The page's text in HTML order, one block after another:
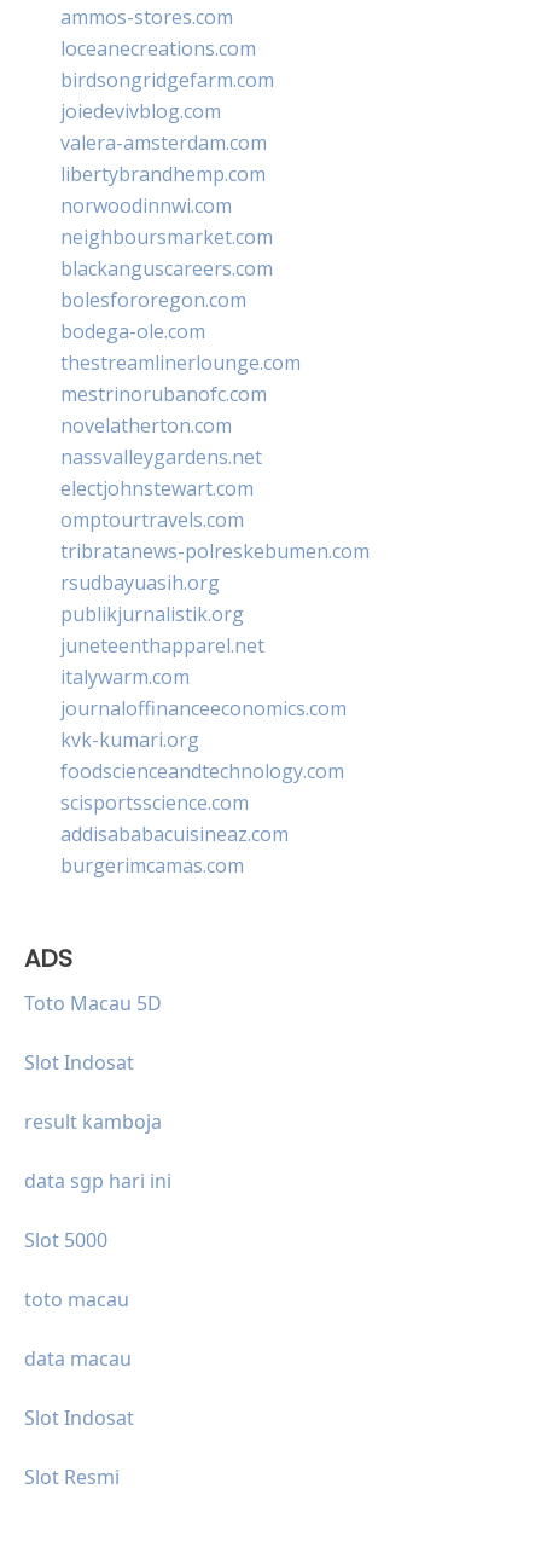
ammos-stores.com
loceanecreations.com
birdsongridgefarm.com
joiedevivblog.com
valera-amsterdam.com
libertybrandhemp.com
norwoodinnwi.com
neighboursmarket.com
blackanguscareers.com
bolesfororegon.com
bodega-ole.com
thestreamlinerlounge.com
mestrinorubanofc.com
novelatherton.com
nassvalleygardens.net
electjohnstewart.com
omptourtravels.com
tribratanews-polreskebumen.com
rsudbayuasih.org
publikjurnalistik.org
juneteenthapparel.net
italywarm.com
journaloffinanceeconomics.com
kvk-kumari.org
foodscienceandtechnology.com
scisportsscience.com
addisababacuisineaz.com
burgerimcamas.com
ADS
Toto Macau 5D
Slot Indosat
result kamboja
data sgp hari ini
Slot 5000
toto macau
data macau
Slot Indosat
Slot Resmi